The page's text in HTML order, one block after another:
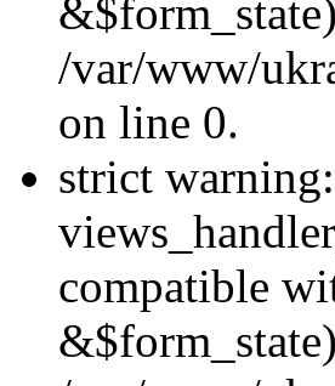
/var/www/
on line 0.
strict
compatible